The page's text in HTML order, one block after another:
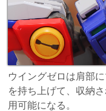
ウイングゼロは肩部
を持ち上げて、収納
用可能になる。